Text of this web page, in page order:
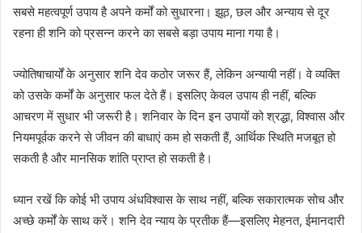
सबसे महत्वपूर्ण उपाय है अपने कर्मों को सुधारना। झूठ, छल और अन्याय से दूर
रहना ही शनि को प्रसन्न करने का सबसे बड़ा उपाय माना गया है।
ज्योतिषाचार्यों के अनुसार शनि देव कठोर जरूर हैं, लेकिन अन्यायी नहीं। वे व्यक्ति
को उसके कर्मों के अनुसार फल देते हैं। इसलिए केवल उपाय ही नहीं, बल्कि
आचरण में सुधार भी जरूरी है। शनिवार के दिन इन उपायों को श्रद्धा, विश्वास और
नियमपूर्वक करने से जीवन की बाधाएं कम हो सकती हैं, आर्थिक स्थिति मजबूत हो
सकती है और मानसिक शांति प्राप्त हो सकती है।
ध्यान रखें कि कोई भी उपाय अंधविश्वास के साथ नहीं, बल्कि सकारात्मक सोच और
अच्छे कर्मों के साथ करें। शनि देव न्याय के प्रतीक हैं—इसलिए मेहनत, ईमानदारी